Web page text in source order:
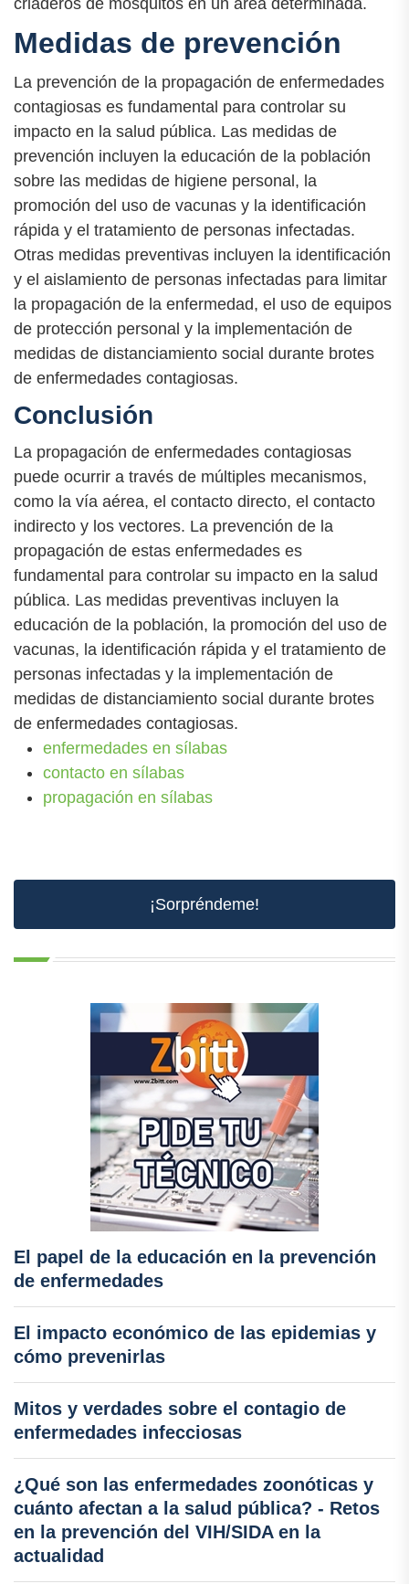
Medidas de prevención
La prevención de la propagación de enfermedades
contagiosas es fundamental para controlar su
impacto en la salud pública. Las medidas de
prevención incluyen la educación de la población
sobre las medidas de higiene personal, la
promoción del uso de vacunas y la identificación
rápida y el tratamiento de personas infectadas.
Otras medidas preventivas incluyen la identificación
y el aislamiento de personas infectadas para limitar
la propagación de la enfermedad, el uso de equipos
de protección personal y la implementación de
medidas de distanciamiento social durante brotes
de enfermedades contagiosas.
Conclusión
La propagación de enfermedades contagiosas
puede ocurrir a través de múltiples mecanismos,
como la vía aérea, el contacto directo, el contacto
indirecto y los vectores. La prevención de la
propagación de estas enfermedades es
fundamental para controlar su impacto en la salud
pública. Las medidas preventivas incluyen la
educación de la población, la promoción del uso de
vacunas, la identificación rápida y el tratamiento de
personas infectadas y la implementación de
medidas de distanciamiento social durante brotes
de enfermedades contagiosas.
enfermedades en sílabas
contacto en sílabas
propagación en sílabas
¡Sorpréndeme!
El papel de la educación en la prevención
de enfermedades
El impacto económico de las epidemias y
cómo prevenirlas
Mitos y verdades sobre el contagio de
enfermedades infecciosas
¿Qué son las enfermedades zoonóticas y
cuánto afectan a la salud pública? - Retos
en la prevención del VIH/SIDA en la
actualidad